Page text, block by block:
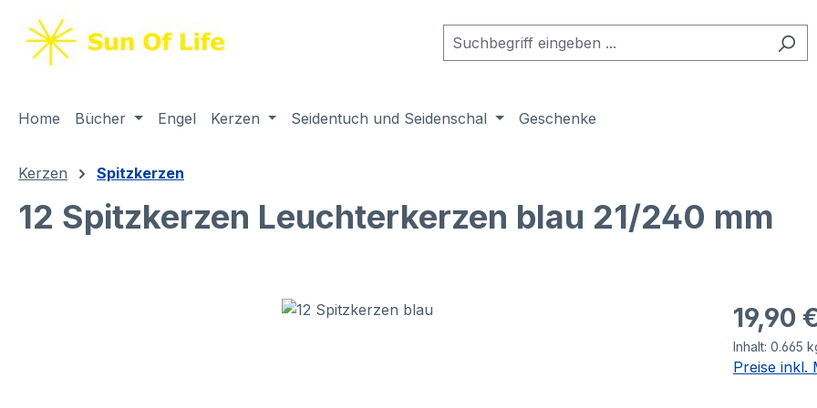
Home Bücher Engel Kerzen Seidentuch und Seidenschal Geschenke
Kerzen Spitzkerzen
12 Spitzkerzen Leuchterkerzen blau 21/240 mm
19,90 €
Inhalt: 0.665
Preise inkl.